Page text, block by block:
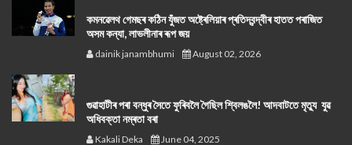
কমনৱেলথ গেমছৰ কঠিন যুঁজত অষ্ট্ৰেলিয়াৰ প্ৰতিদ্বন্দ্বীৰ হাতত পৰাজিত
অসম কন্যা, লাভলীনাৰ ৰূপ জয়
dainik janambhumi August 02, 2026
গুৱাহাটীৰ পৰা বন্ধুৰ সৈতে ফুৰিবলৈ গৈছিল শ্বিলঙলৈ! আদবাটতে মৃত্যু যুৱ
অধিবক্তা নম্ৰতা বৰা
Kakali Deka June 04, 2025